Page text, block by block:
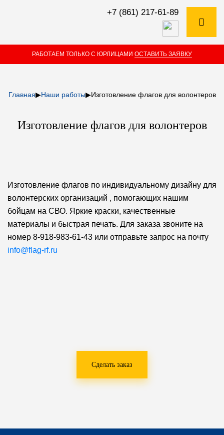
+7 (861) 217-61-89
РАБОТАЕМ ТОЛЬКО С ЮРЛИЦАМИ ОСТАВИТЬ ЗАЯВКУ
Главная▶Наши работы▶Изготовление флагов для волонтеров
Изготовление флагов для волонтеров
Изготовление флагов по индивидуальному дизайну для
волонтерских организаций , помогающих нашим
бойцам на СВО. Яркие краски, качественные
материалы и быстрая печать. Для заказа звоните на
номер 8-918-983-61-43 или отправьте запрос на почту
info@flag-rf.ru
Сделать заказ